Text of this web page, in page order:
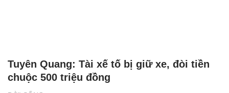
Tuyên Quang: Tài xế tố bị giữ xe, đòi tiền
chuộc 500 triệu đồng